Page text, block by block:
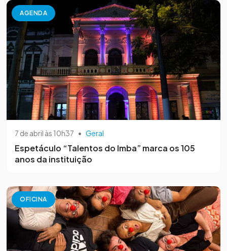
AGENDA
7 de abril às 10h37 • Geral
Espetáculo “Talentos do Imba” marca os 105
anos da instituição
OFICINA